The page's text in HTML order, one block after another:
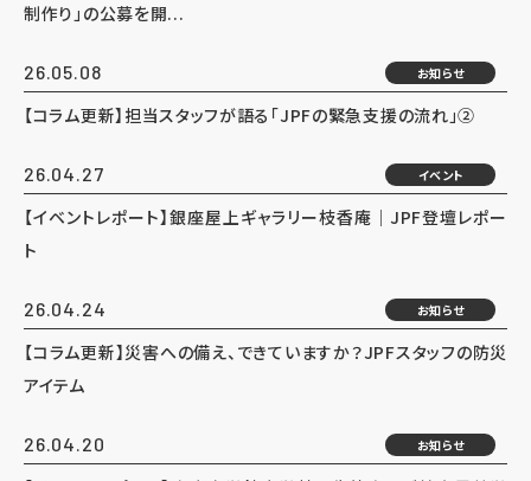
制作り」の公募を開...
26.05.08 お知らせ
【コラム更新】担当スタッフが語る「JPFの緊急支援の流れ」②
26.04.27 イベント
【イベントレポート】銀座屋上ギャラリー枝香庵｜JPF登壇レポー
ト
26.04.24 お知らせ
【コラム更新】災害への備え、できていますか？JPFスタッフの防災
アイテム
26.04.20 お知らせ